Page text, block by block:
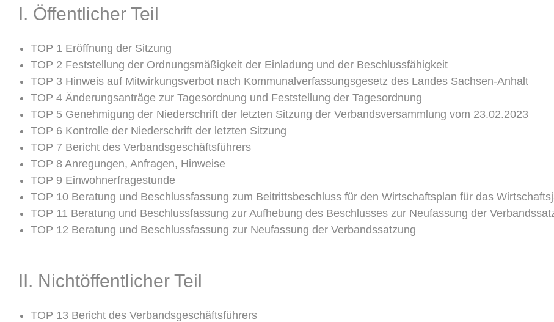
I. Öffentlicher Teil
TOP 1 Eröffnung der Sitzung
TOP 2 Feststellung der Ordnungsmäßigkeit der Einladung und der Beschlussfähigkeit
TOP 3 Hinweis auf Mitwirkungsverbot nach Kommunalverfassungsgesetz des Landes Sachsen-Anhalt
TOP 4 Änderungsanträge zur Tagesordnung und Feststellung der Tagesordnung
TOP 5 Genehmigung der Niederschrift der letzten Sitzung der Verbandsversammlung vom 23.02.2023
TOP 6 Kontrolle der Niederschrift der letzten Sitzung
TOP 7 Bericht des Verbandsgeschäftsführers
TOP 8 Anregungen, Anfragen, Hinweise
TOP 9 Einwohnerfragestunde
TOP 10 Beratung und Beschlussfassung zum Beitrittsbeschluss für den Wirtschaftsplan für das
TOP 11 Beratung und Beschlussfassung zur Aufhebung des Beschlusses zur Neufassung der
TOP 12 Beratung und Beschlussfassung zur Neufassung der Verbandssatzung
II. Nichtöffentlicher Teil
TOP 13 Bericht des Verbandsgeschäftsführers